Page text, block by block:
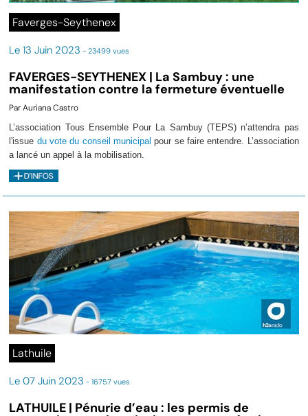
Faverges-Seythenex
Le 13 Juin 2023 - 23499 vues
FAVERGES-SEYTHENEX | La Sambuy : une
manifestation contre la fermeture éventuelle
Par Auriana Castro
L’association Tous Ensemble Pour La Sambuy (TEPS) n’attendra pas
l'issue du vote du conseil municipal pour se faire entendre. L’association
a lancé un appel à la mobilisation.
Lathuile
Le 07 Juin 2023 - 16757 vues
LATHUILE | Pénurie d’eau : les permis de